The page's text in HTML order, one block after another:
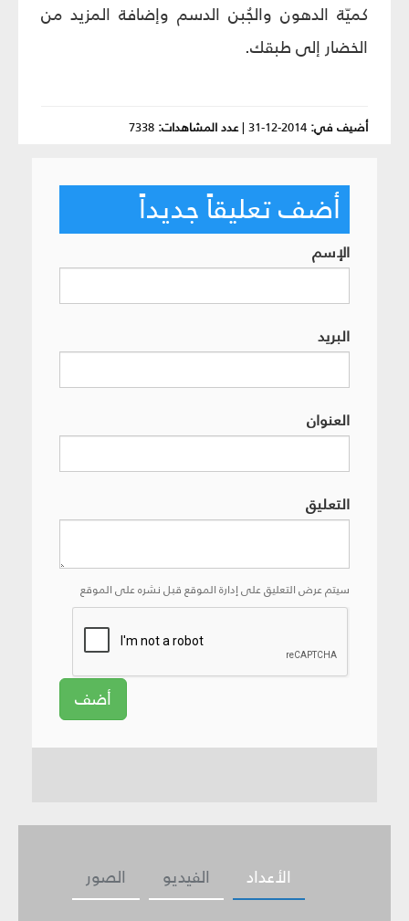
كميّة الدهون والجُبن الدسم وإضافة المزيد من
الخضار إلى طبقك.
أضيف في: 2014-12-31
|عدد المشاهدات: 7338
أضف تعليقاً جديداً
الإسم
البريد
العنوان
التعليق
سيتم عرض التعليق على إدارة الموقع قبل نشره على الموقع
أضف
الصور الفيديو الأعداد